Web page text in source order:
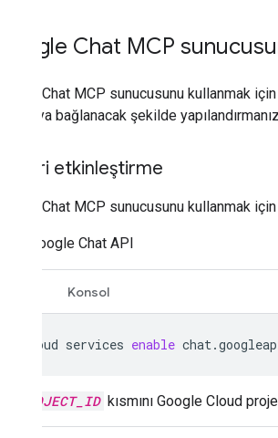
Google Chat MCP
Google Chat MCP sunucusunu kullanmak
sunucuya bağlanacak şekilde
API'leri etkinleştirme
Google Chat MCP sunucusunu kullanmak
Google Chat API
Konsol
gcloud services enable
PROJECT_ID kısmını Google Cloud